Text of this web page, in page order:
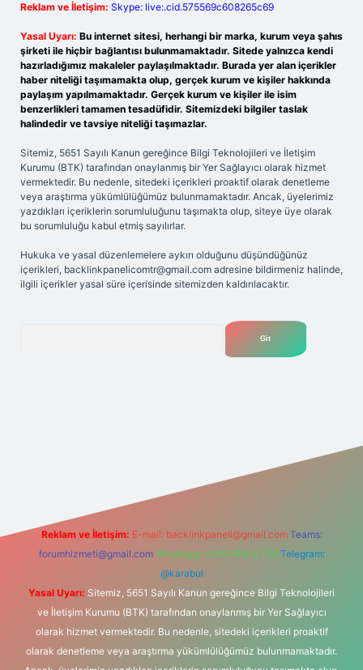
Reklam ve İletişim: Skype: live:.cid.575569c608265c69
Yasal Uyarı: Bu internet sitesi, herhangi bir marka, kurum veya şahıs
şirketi ile hiçbir bağlantısı bulunmamaktadır. Sitede yalnızca kendi
hazırladığımız makaleler paylaşılmaktadır. Burada yer alan içerikler
haber niteliği taşımamakta olup, gerçek kurum ve kişiler hakkında
paylaşım yapılmamaktadır. Gerçek kurum ve kişiler ile isim
benzerlikleri tamamen tesadüfidir. Sitemizdeki bilgiler taslak
halindedir ve tavsiye niteliği taşımazlar.
Sitemiz, 5651 Sayılı Kanun gereğince Bilgi Teknolojileri ve İletişim
Kurumu (BTK) tarafından onaylanmış bir Yer Sağlayıcı olarak hizmet
vermektedir. Bu nedenle, sitedeki içerikleri proaktif olarak denetleme
veya araştırma yükümlülüğümüz bulunmamaktadır. Ancak, üyelerimiz
yazdıkları içeriklerin sorumluluğunu taşımakta olup, siteye üye olarak
bu sorumluluğu kabul etmiş sayılırlar.
Hukuka ve yasal düzenlemelere aykırı olduğunu düşündüğünüz
içerikleri, backlinkpanelicomtr@gmail.com adresine bildirmeniz halinde,
ilgili içerikler yasal süre içerisinde sitemizden kaldırılacaktır.
Reklam ve İletişim: E-mail: backlinkpaneli@gmail.com Teams:
forumhizmeti@gmail.com Whatsapp: 0262 606 0 726 Telegram:
@karabul
Yasal Uyarı: Sitemiz, 5651 Sayılı Kanun gereğince Bilgi Teknolojileri
ve İletişim Kurumu (BTK) tarafından onaylanmış bir Yer Sağlayıcı
olarak hizmet vermektedir. Bu nedenle, sitedeki içerikleri proaktif
olarak denetleme veya araştırma yükümlülüğümüz bulunmamaktadır.